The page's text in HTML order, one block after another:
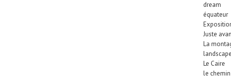
dream
équateur
Juste
La
landscape
Le Caire
le